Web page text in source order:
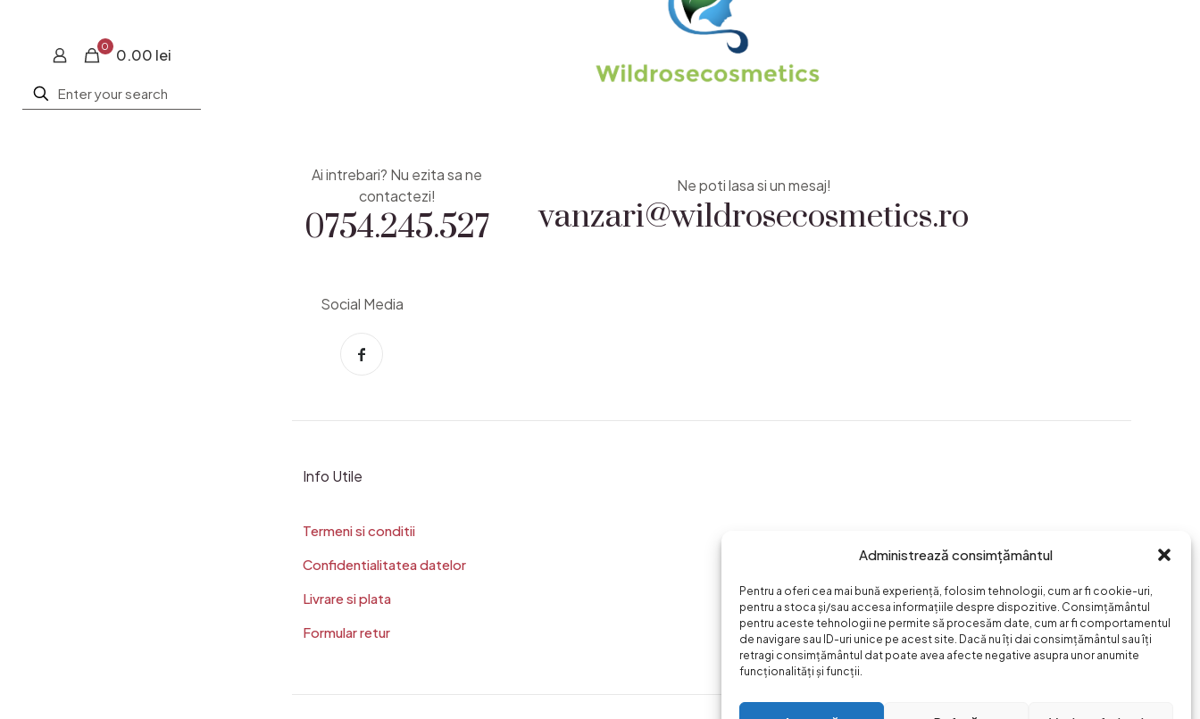
Administrează consimțământul
Pentru a oferi cea mai bună experiență, folosim tehnologii, cum ar fi cookie-uri,
pentru a stoca și/sau accesa informațiile despre dispozitive. Consimțământul
pentru aceste tehnologii ne permite să procesăm date, cum ar fi comportamentul
de navigare sau ID-uri unice pe acest site. Dacă nu îți dai consimțământul sau îți
retragi consimțământul dat poate avea afecte negative asupra unor anumite
funcționalități și funcții.
0 0.00 lei
0754.245.527
Ai intrebari? Nu ezita sa ne
contactezi!
vanzari@wildrosecosmetics.ro
Ne poti lasa si un mesaj!
Social Media
Info Utile
Termeni si conditii
Confidentialitatea datelor
Livrare si plata
Formular retur